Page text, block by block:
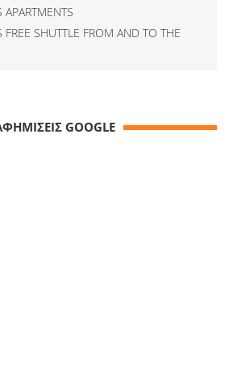
FREE SHUTTLE FROM AND TO THE
GOOGLE